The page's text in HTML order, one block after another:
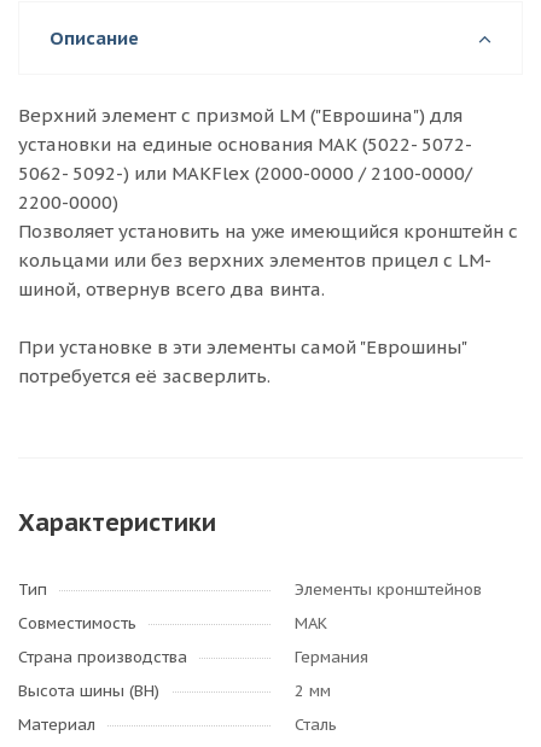
Описание
Верхний элемент с призмой LM ("Еврошина") для
установки на единые основания MAK (5022- 5072-
5062- 5092-) или MAKFlex (2000-0000 / 2100-0000/
2200-0000)
Позволяет установить на уже имеющийся кронштейн с
кольцами или без верхних элементов прицел с LM-
шиной, отвернув всего два винта.
При установке в эти элементы самой "Еврошины"
потребуется её засверлить.
Характеристики
Тип
Элементы кронштейнов
Совместимость
МАК
Страна производства
Германия
Высота шины (ВН)
2 мм
Материал
Сталь